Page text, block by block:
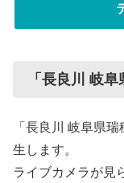
「長良川 岐
「長良川 岐阜県
生します。
ライブカメラが見